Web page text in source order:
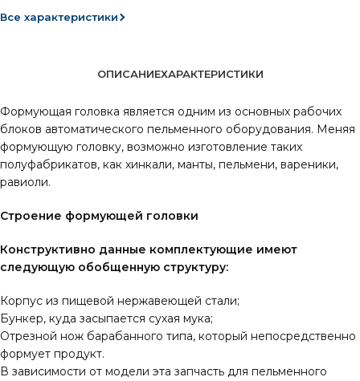
Все характеристики
ОПИСАНИЕХАРАКТЕРИСТИКИ
Формующая головка является одним из основных рабочих
блоков автоматического пельменного оборудования. Меняя
формующую головку, возможно изготовление таких
полуфабрикатов, как хинкали, манты, пельмени, вареники,
равиоли.
Строение формующей головки
Конструктивно данные комплектующие имеют
следующую обобщенную структуру:
Корпус из пищевой нержавеющей стали;
Бункер, куда засыпается сухая мука;
Отрезной нож барабанного типа, который непосредственно
формует продукт.
В зависимости от модели эта запчасть для пельменного